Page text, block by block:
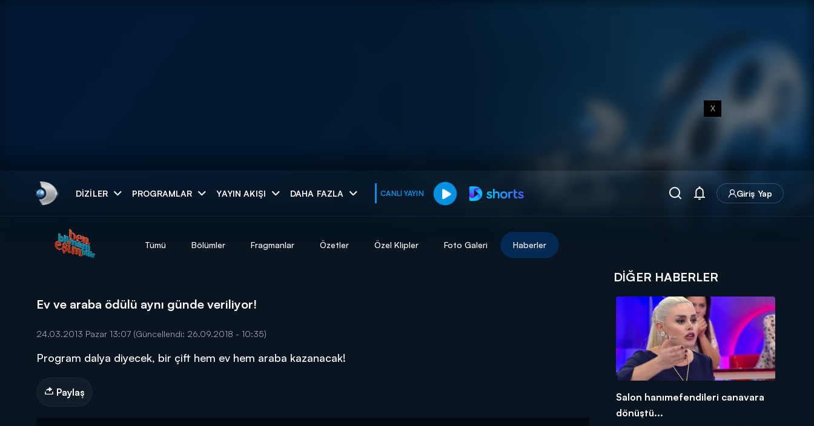
X
DIZILER PROGRAMLAR YAYIN AKIŞI DAHA FAZLA CANLI YAYIN Giriş Yap
muhteşem ikili
DİĞER SONUÇLAR
Tümü Bölümler Fragmanlar Özetler Özel Klipler Foto Galeri Haberler
Ev ve araba ödülü aynı günde veriliyor!
24.03.2013 Pazar 13:07 (Güncellendi: 26.09.2018 - 10:35)
Program dalya diyecek, bir çift hem ev hem araba kazanacak!
Paylaş
DIĞER HABERLER
Salon hanımefendileri canavara
dönüştü...